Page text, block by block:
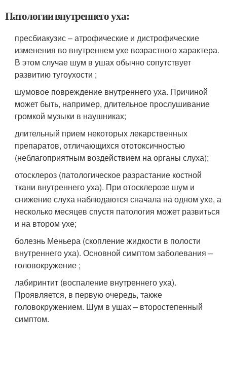
Патологии внутреннего уха:
пресбиакузис – атрофические и дистрофические
изменения во внутреннем ухе возрастного характера.
В этом случае шум в ушах обычно сопутствует
развитию тугоухости ;
шумовое повреждение внутреннего уха. Причиной
может быть, например, длительное прослушивание
громкой музыки в наушниках;
длительный прием некоторых лекарственных
препаратов, отличающихся ототоксичностью
(неблагоприятным воздействием на органы слуха);
отосклероз (патологическое разрастание костной
ткани внутреннего уха). При отосклерозе шум и
снижение слуха наблюдаются сначала на одном ухе, а
несколько месяцев спустя патология может развиться
и на втором ухе;
болезнь Меньера (скопление жидкости в полости
внутреннего уха). Основной симптом заболевания –
головокружение ;
лабиринтит (воспаление внутреннего уха).
Проявляется, в первую очередь, также
головокружением. Шум в ушах – второстепенный
симптом.